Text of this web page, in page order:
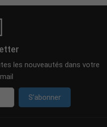
les nouveautés dans votre
S’abonner